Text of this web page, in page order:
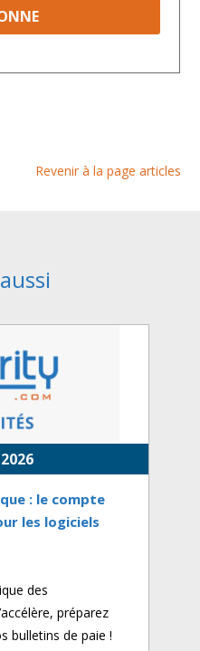
Revenir à la page articles
: le compte
les logiciels
des
préparez
bulletins de paie !